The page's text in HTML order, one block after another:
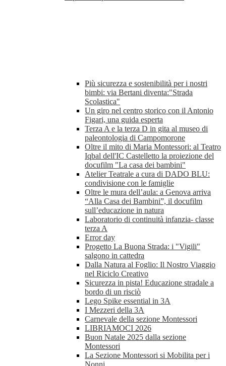
Più sicurezza e sostenibilità per i nostri
bimbi: via Bertani diventa:"Strada
Scolastica"
Un giro nel centro storico con il Antonio
Figari, una guida esperta
Terza A e la terza D in gita al museo di
paleontologia di Campomorone
Oltre il mito di Maria Montessori: al Teatro
Iqbal dell'IC Castelletto la proiezione del
docufilm "La casa dei bambini"
Atelier Teatrale a cura di DADO BLU:
condivisione con le famiglie
Oltre le mura dell’aula: a Genova arriva
“Alla Casa dei Bambini”, il docufilm
sull’educazione in natura
Laboratorio di continuità infanzia- classe
terza A
Error day
Progetto La Buona Strada: i "Vigili"
salgono in cattedra
Dalla Natura al Foglio: Il Nostro Viaggio
nel Riciclo Creativo
Sicurezza in pista! Educazione stradale a
bordo di un risciò
Lego Spike essential in 3A
I Mezzeri della 3A
Carnevale della sezione Montessori
LIBRIAMOCI 2026
Buon Natale 2025 dalla sezione
Montessori
La Sezione Montessori si Mobilita per i